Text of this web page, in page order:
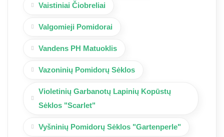
Vaistiniai Čiobreliai
Valgomieji Pomidorai
Vandens PH Matuoklis
Vazoninių Pomidorų Sėklos
Violetinių Garbanotų Lapinių Kopūstų
Sėklos "Scarlet"
Vyšninių Pomidorų Sėklos "Gartenperle"